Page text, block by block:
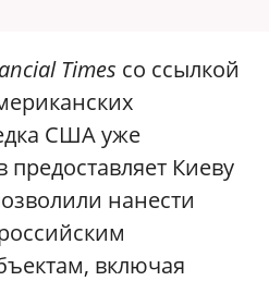
Times со ссылкой
США уже
предоставляет Киеву
нанести
включая